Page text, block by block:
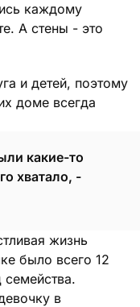
каждому
А стены - это
и детей, поэтому
доме всегда
какие-то
хватало, -
жизнь
было всего 12
семейства.
в